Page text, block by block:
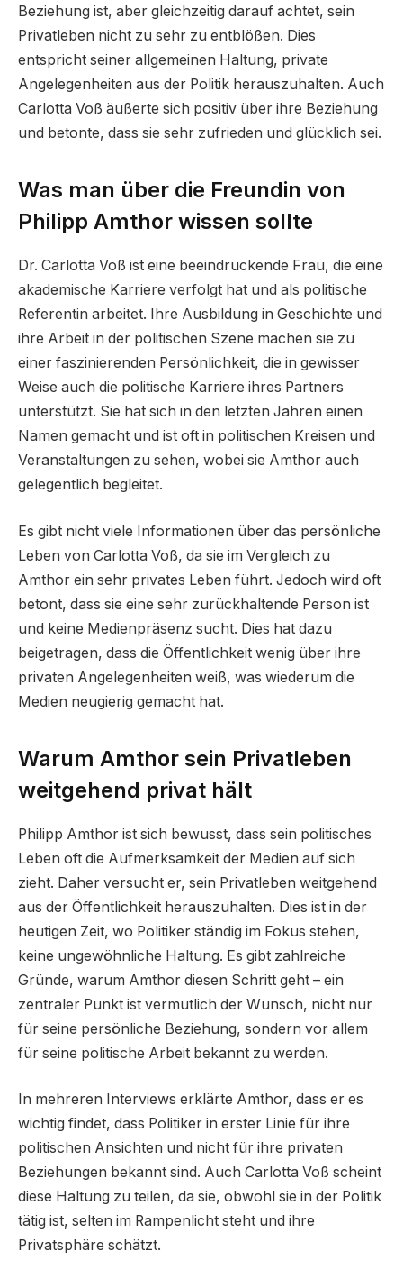
Beziehung ist, aber gleichzeitig darauf achtet, sein
Privatleben nicht zu sehr zu entblößen. Dies
entspricht seiner allgemeinen Haltung, private
Angelegenheiten aus der Politik herauszuhalten. Auch
Carlotta Voß äußerte sich positiv über ihre Beziehung
und betonte, dass sie sehr zufrieden und glücklich sei.
Was man über die Freundin von
Philipp Amthor wissen sollte
Dr. Carlotta Voß ist eine beeindruckende Frau, die eine
akademische Karriere verfolgt hat und als politische
Referentin arbeitet. Ihre Ausbildung in Geschichte und
ihre Arbeit in der politischen Szene machen sie zu
einer faszinierenden Persönlichkeit, die in gewisser
Weise auch die politische Karriere ihres Partners
unterstützt. Sie hat sich in den letzten Jahren einen
Namen gemacht und ist oft in politischen Kreisen und
Veranstaltungen zu sehen, wobei sie Amthor auch
gelegentlich begleitet.
Es gibt nicht viele Informationen über das persönliche
Leben von Carlotta Voß, da sie im Vergleich zu
Amthor ein sehr privates Leben führt. Jedoch wird oft
betont, dass sie eine sehr zurückhaltende Person ist
und keine Medienpräsenz sucht. Dies hat dazu
beigetragen, dass die Öffentlichkeit wenig über ihre
privaten Angelegenheiten weiß, was wiederum die
Medien neugierig gemacht hat.
Warum Amthor sein Privatleben
weitgehend privat hält
Philipp Amthor ist sich bewusst, dass sein politisches
Leben oft die Aufmerksamkeit der Medien auf sich
zieht. Daher versucht er, sein Privatleben weitgehend
aus der Öffentlichkeit herauszuhalten. Dies ist in der
heutigen Zeit, wo Politiker ständig im Fokus stehen,
keine ungewöhnliche Haltung. Es gibt zahlreiche
Gründe, warum Amthor diesen Schritt geht – ein
zentraler Punkt ist vermutlich der Wunsch, nicht nur
für seine persönliche Beziehung, sondern vor allem
für seine politische Arbeit bekannt zu werden.
In mehreren Interviews erklärte Amthor, dass er es
wichtig findet, dass Politiker in erster Linie für ihre
politischen Ansichten und nicht für ihre privaten
Beziehungen bekannt sind. Auch Carlotta Voß scheint
diese Haltung zu teilen, da sie, obwohl sie in der Politik
tätig ist, selten im Rampenlicht steht und ihre
Privatsphäre schätzt.